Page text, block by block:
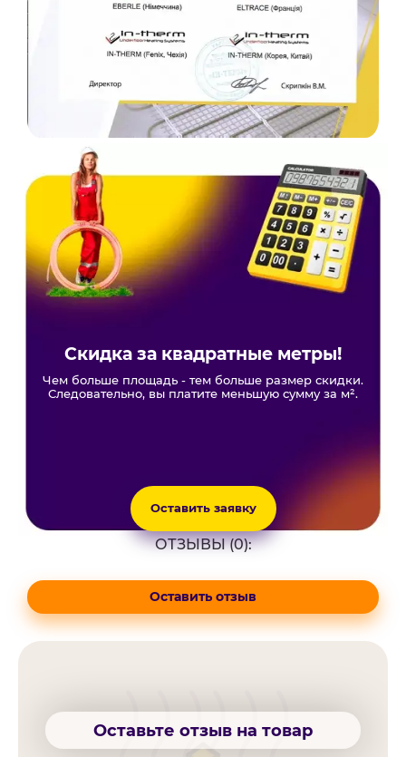
Скидка за квадратные метры!
Чем больше площадь - тем больше размер скидки.
Следовательно, вы платите меньшую сумму за м².
Оставить заявку
ОТЗЫВЫ (0):
Оставить отзыв
Оставьте отзыв на товар